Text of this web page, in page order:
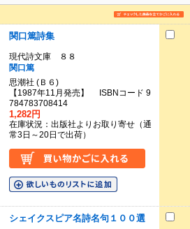
関口篤詩集
現代詩文庫 ８８
関口篤
思潮社 (Ｂ６)
【1987年11月発売】 ISBNコード 9
784783708414
1,282円
在庫状況：出版社よりお取り寄せ（通
常3日～20日で出荷）
シェイクスピア名詩名句１００選